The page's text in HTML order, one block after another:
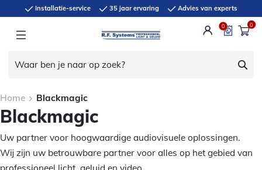
Installatie-service 35 jaar ervaring Advies van experts
0 0
Home Blackmagic
Blackmagic
Uw partner voor hoogwaardige audiovisuele oplossingen.
Wij zijn uw betrouwbare partner voor alles op het gebied van